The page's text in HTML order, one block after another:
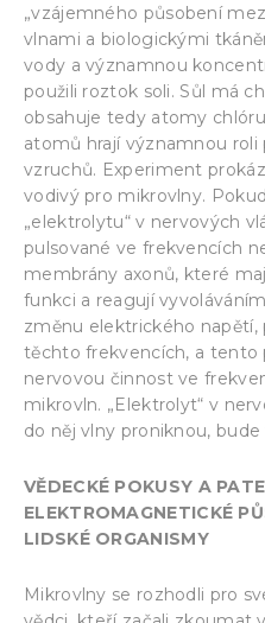
„vzájemného působení
vlnami a biologickými
vody a významnou
použili roztok soli. Sůl má
obsahuje tedy atomy
atomů hrají významnou roli
vzruchů. Experiment
vodivý pro mikrovlny.
„elektrolytu“ v nervových
pulsované ve frekvencích
membrány axonů, které
funkci a reagují
změnu elektrického
těchto frekvencích, a tento
nervovou činnost ve
mikrovln. „Elektrolyt“ v
do něj vlny proniknou,
VĚDECKÉ POKUSY A
ELEKTROMAGNETICKÉ
LIDSKÉ ORGANISMY
Mikrovlny se rozhodli pro